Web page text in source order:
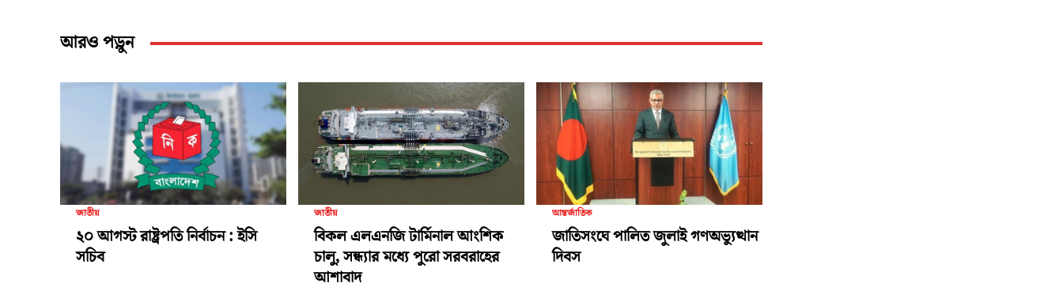
আরও পড়ুন
জাতীয়
২০ আগস্ট রাষ্ট্রপতি নির্বাচন : ইসি
সচিব
জাতীয়
বিকল এলএনজি টার্মিনাল আংশিক
চালু, সন্ধ্যার মধ্যে পুরো সরবরাহের
আশাবাদ
আন্তর্জাতিক
জাতিসংঘে পালিত জুলাই গণঅভ্যুত্থান
দিবস